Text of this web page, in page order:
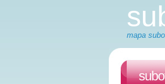
mapa